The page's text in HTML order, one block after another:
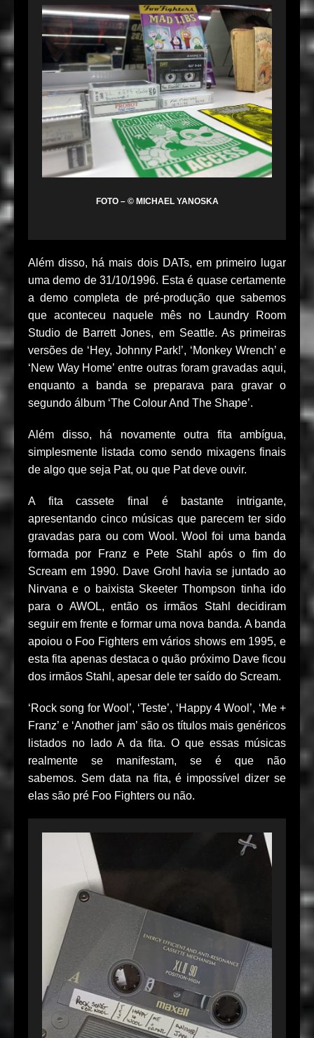
FOTO – © MICHAEL YANOSKA
Além disso, há mais dois DATs, em primeiro lugar
uma demo de 31/10/1996. Esta é quase certamente
a demo completa de pré-produção que sabemos
que aconteceu naquele mês no Laundry Room
Studio de Barrett Jones, em Seattle. As primeiras
versões de ‘Hey, Johnny Park!’, ‘Monkey Wrench’ e
‘New Way Home’ entre outras foram gravadas aqui,
enquanto a banda se preparava para gravar o
segundo álbum ‘The Colour And The Shape’.
Além disso, há novamente outra fita ambígua,
simplesmente listada como sendo mixagens finais
de algo que seja Pat, ou que Pat deve ouvir.
A fita cassete final é bastante intrigante,
apresentando cinco músicas que parecem ter sido
gravadas para ou com Wool. Wool foi uma banda
formada por Franz e Pete Stahl após o fim do
Scream em 1990. Dave Grohl havia se juntado ao
Nirvana e o baixista Skeeter Thompson tinha ido
para o AWOL, então os irmãos Stahl decidiram
seguir em frente e formar uma nova banda. A banda
apoiou o Foo Fighters em vários shows em 1995, e
esta fita apenas destaca o quão próximo Dave ficou
dos irmãos Stahl, apesar dele ter saído do Scream.
‘Rock song for Wool’, ‘Teste’, ‘Happy 4 Wool’, ‘Me +
Franz’ e ‘Another jam’ são os títulos mais genéricos
listados no lado A da fita. O que essas músicas
realmente se manifestam, se é que não
sabemos. Sem data na fita, é impossível dizer se
elas são pré Foo Fighters ou não.